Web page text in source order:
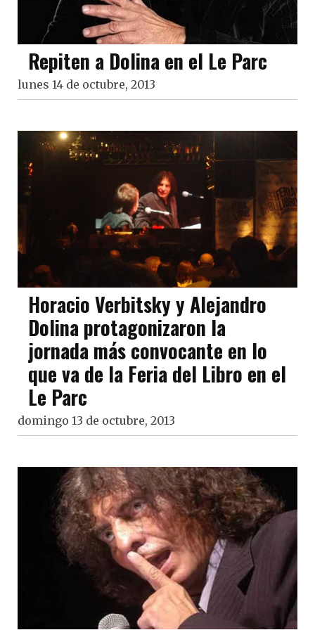
Repiten a Dolina en el Le Parc
lunes 14 de octubre, 2013
Horacio Verbitsky y Alejandro
Dolina protagonizaron la
jornada más convocante en lo
que va de la Feria del Libro en el
Le Parc
domingo 13 de octubre, 2013